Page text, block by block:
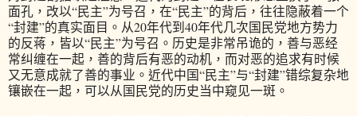
面孔，改以“民主”为号召，在“民主”的背后，往往隐蔽着一个
“封建”的真实面目。从20年代到40年代几次国民党地方势力
的反蒋，皆以“民主”为号召。历史是非常吊诡的，善与恶经
常纠缠在一起，善的背后有恶的动机，而对恶的追求有时候
又无意成就了善的事业。近代中国“民主”与“封建”错综复杂地
镶嵌在一起，可以从国民党的历史当中窥见一斑。